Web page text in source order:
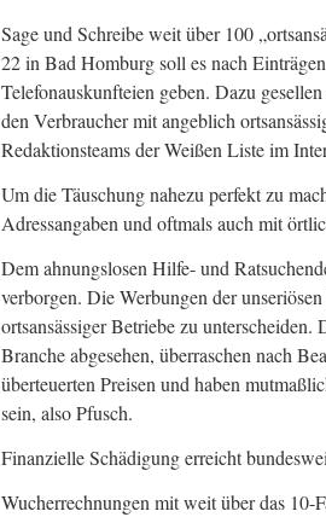
Sage und Schreibe weit über 100
22 in Bad Homburg soll es nach
Telefonauskunfteien geben. Dazu
den Verbraucher mit angeblich
Redaktionsteams der Weißen Liste im
Um die Täuschung nahezu perfekt zu
Adressangaben und oftmals auch mit
Dem ahnungslosen Hilfe- und
verborgen. Die Werbungen der
ortsansässiger Betriebe zu
Branche abgesehen, überraschen nach
überteuerten Preisen und haben
sein, also Pfusch.
Finanzielle Schädigung erreicht
Wucherrechnungen mit weit über das 10-